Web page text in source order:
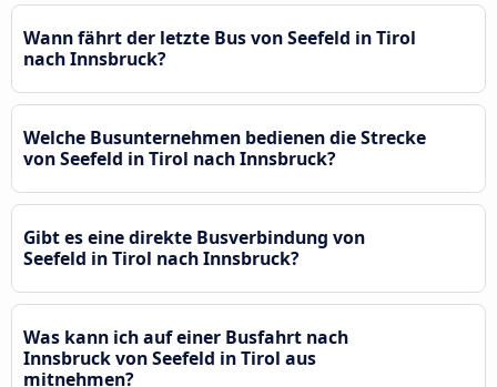
Wann fährt der letzte Bus von Seefeld in Tirol
nach Innsbruck?
Welche Busunternehmen bedienen die Strecke
von Seefeld in Tirol nach Innsbruck?
Gibt es eine direkte Busverbindung von
Seefeld in Tirol nach Innsbruck?
Was kann ich auf einer Busfahrt nach
Innsbruck von Seefeld in Tirol aus
mitnehmen?